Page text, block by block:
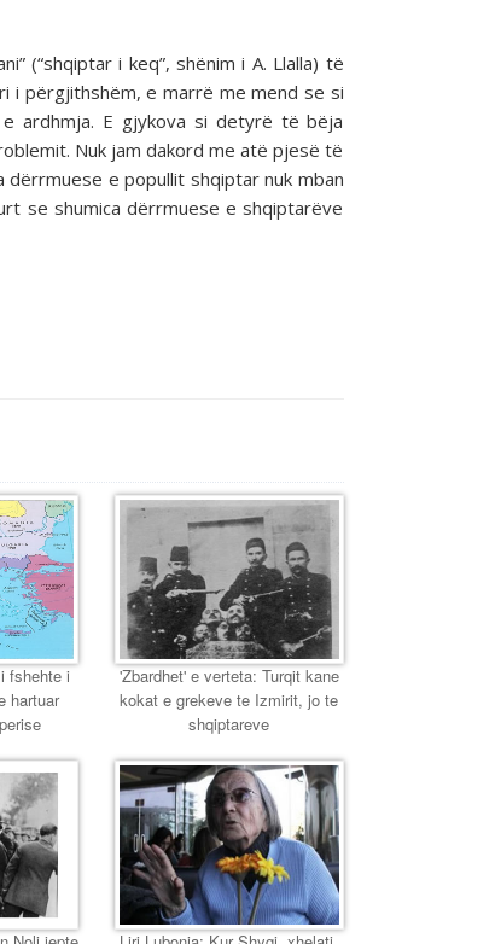
(“shqiptar i keq”, shënim i A. Llalla) të
i përgjithshëm, e marrë me mend se si
ardhmja. E gjykova si detyrë të bëja
Nuk jam dakord me atë pjesë të
e popullit shqiptar nuk mban
se shumica dërrmuese e shqiptarëve
fshehte i
hartuar
'Zbardhet' e verteta: Turqit kane
kokat e grekeve te Izmirit, jo te
shqiptareve